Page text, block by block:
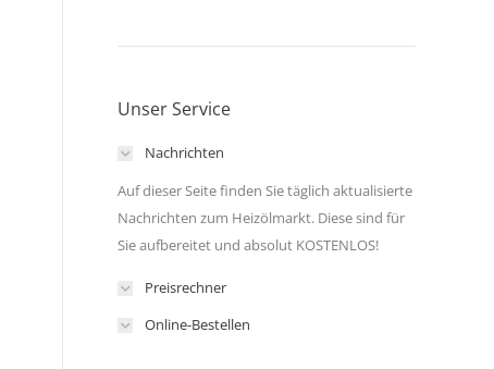
Unser Service
Nachrichten
Auf dieser Seite finden Sie täglich aktualisierte
Nachrichten zum Heizölmarkt. Diese sind für
Sie aufbereitet und absolut KOSTENLOS!
Preisrechner
Online-Bestellen